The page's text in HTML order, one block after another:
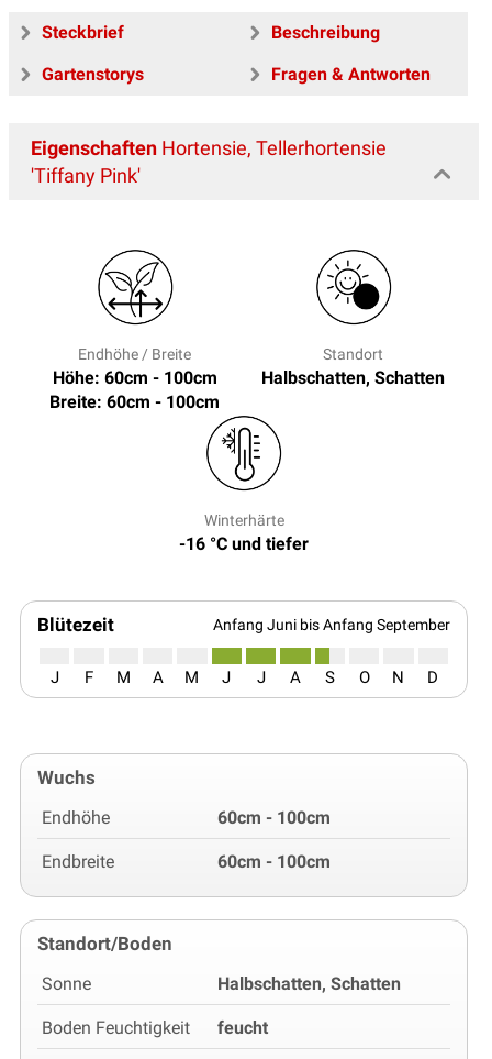
Steckbrief
Beschreibung
Gartenstorys
Fragen & Antworten
Eigenschaften Hortensie, Tellerhortensie
'Tiffany Pink'
Endhöhe / Breite
Höhe: 60cm - 100cm
Breite: 60cm - 100cm
Standort
Halbschatten, Schatten
Winterhärte
-16 °C und tiefer
Blütezeit Anfang Juni bis Anfang September
J F M A M J J A S O N D
Wuchs
Endhöhe 60cm - 100cm
Endbreite 60cm - 100cm
Standort/Boden
Sonne Halbschatten, Schatten
Boden Feuchtigkeit feucht